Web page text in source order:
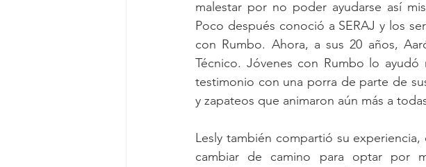
malestar por no poder ayudarse así
Poco después conoció a SERAJ y los
con Rumbo. Ahora, a sus 20 años,
Técnico. Jóvenes con Rumbo lo
testimonio con una porra de parte de
y zapateos que animaron aún más a
Lesly también compartió su
cambiar de camino para optar por